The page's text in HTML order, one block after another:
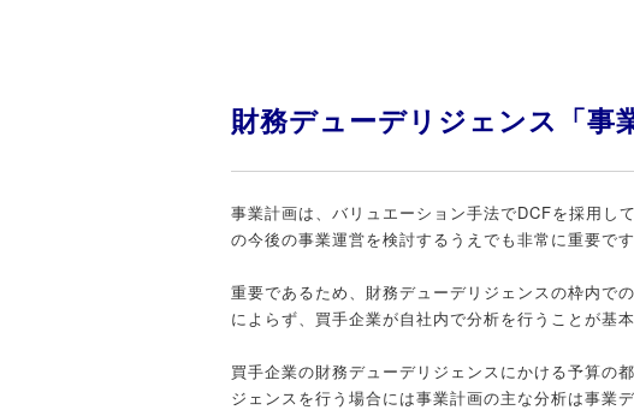
財務デューデリジェンス「事
事業計画は、バリュエーション手法でDCFを採用し
の今後の事業運営を検討するうえでも非常に重要です
重要であるため、財務デューデリジェンスの枠内で
によらず、買手企業が自社内で分析を行うことが基本
買手企業の財務デューデリジェンスにかける予算の
ジェンスを行う場合には事業計画の主な分析は事業